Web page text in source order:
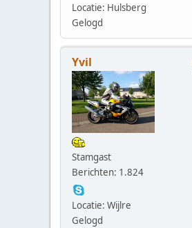
Locatie: Hulsberg
Gelogd
Yvil
Stamgast
Berichten: 1.824
Locatie: Wijlre
Gelogd